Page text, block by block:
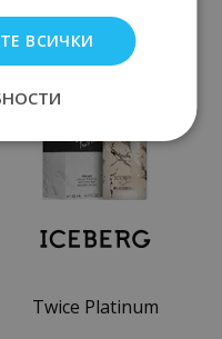
€ / 54. лв.
Twice Platinum
ВСИЧКИ